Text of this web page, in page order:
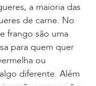
a maioria das
de carne. No
frango são uma
para quem quer
ou
diferente. Além